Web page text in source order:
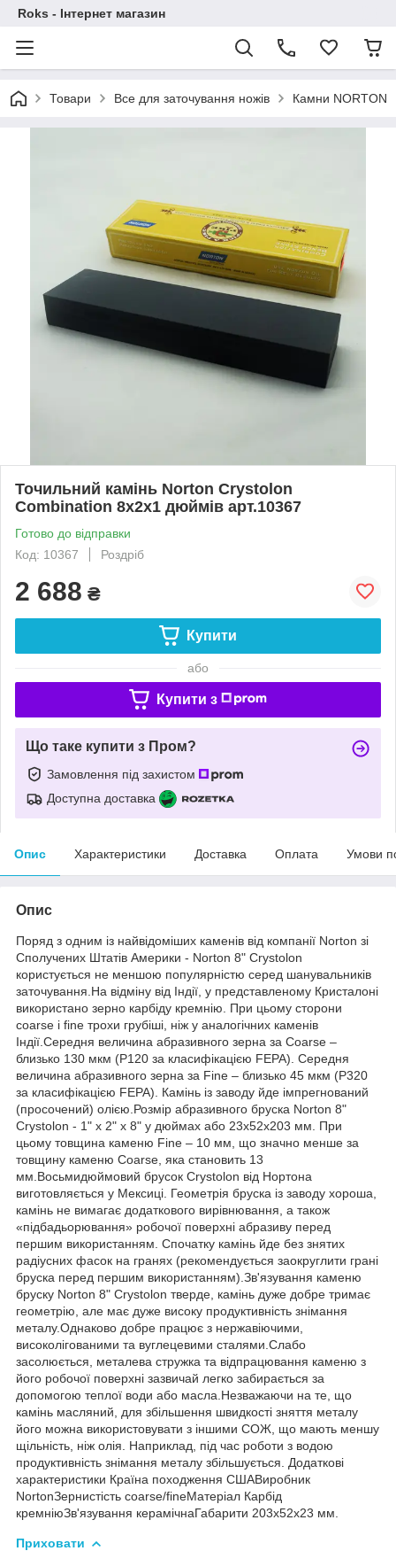
Roks - Інтернет магазин
Товари Все для заточування ножів Камни NORTON
Точильний камінь Norton Crystolon
Combination 8x2x1 дюймів арт.10367
Готово до відправки
Код: 10367
Роздріб
2 688 ₴
Купити
або
Купити з
Що таке купити з Пром?
Замовлення під захистом
Доступна доставка
Опис Характеристики Доставка Оплата Умови
Опис
Поряд з одним із найвідоміших каменів від компанії Norton зі
Сполучених Штатів Америки - Norton 8" Crystolon
користується не меншою популярністю серед шанувальників
заточування.На відміну від Індії, у представленому Кристалоні
використано зерно карбіду кремнію. При цьому сторони
coarse і fine трохи грубіші, ніж у аналогічних каменів
Індії.Середня величина абразивного зерна за Coarse –
близько 130 мкм (Р120 за класифікацією FEPA). Середня
величина абразивного зерна за Fine – близько 45 мкм (Р320
за класифікацією FEPA). Камінь із заводу йде імпрегнований
(просочений) олією.Розмір абразивного бруска Norton 8"
Crystolon - 1" x 2" x 8" у дюймах або 23х52х203 мм. При
цьому товщина каменю Fine – 10 мм, що значно менше за
товщину каменю Coarse, яка становить 13
мм.Восьмидюймовий брусок Crystolon від Нортона
виготовляється у Мексиці. Геометрія бруска із заводу хороша,
камінь не вимагає додаткового вирівнювання, а також
«підбадьорювання» робочої поверхні абразиву перед
першим використанням. Спочатку камінь йде без знятих
радіусних фасок на гранях (рекомендується заокруглити грані
бруска перед першим використанням).Зв'язування каменю
бруску Norton 8" Crystolon тверде, камінь дуже добре тримає
геометрію, але має дуже високу продуктивність знімання
металу.Однаково добре працює з нержавіючими,
високолігованими та вуглецевими сталями.Слабо
засолюється, металева стружка та відпрацювання каменю з
його робочої поверхні зазвичай легко забирається за
допомогою теплої води або масла.Незважаючи на те, що
камінь масляний, для збільшення швидкості зняття металу
його можна використовувати з іншими СОЖ, що мають меншу
щільність, ніж олія. Наприклад, під час роботи з водою
продуктивність знімання металу збільшується. Додаткові
характеристики Країна походження СШАВиробник
NortonЗернистість coarse/fineМатеріал Карбід
кремніюЗв'язування керамічнаГабарити 203х52х23 мм.
Приховати